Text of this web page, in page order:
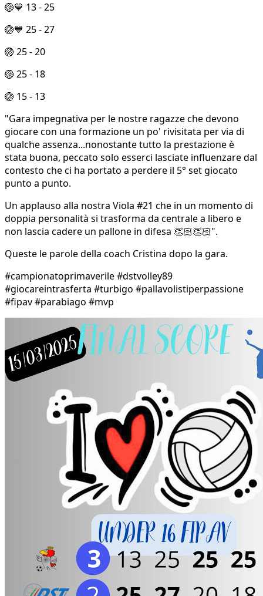
🏐💙 13 - 25
🏐💙 25 - 27
🏐 25 - 20
🏐 25 - 18
🏐 15 - 13
"Gara impegnativa per le nostre ragazze che devono
giocare con una formazione un po' rivisitata per via di
qualche assenza...nonostante tutto la prestazione è
stata buona, peccato solo esserci lasciate influenzare dal
contesto che ci ha portato a perdere il 5° set giocato
punto a punto.
Un applauso alla nostra Viola #21 che in un momento di
doppia personalità si trasforma da centrale a libero e
non lascia cadere un pallone in difesa 👏🏻👏🏻".
Queste le parole della coach Cristina dopo la gara.
#campionatoprimaverile #dstvolley89
#giocareintrasferta #turbigo #pallavolistiperpassione
#fipav #parabiago #mvp